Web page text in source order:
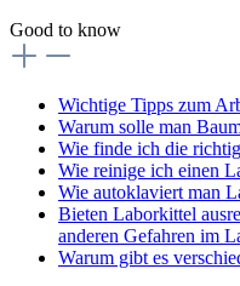
Good to know
Wichtige Tipps zum
Warum solle man
Wie finde ich die
Wie reinige ich einen
Wie autoklaviert man
Bieten Laborkittel
anderen Gefahren im
Warum gibt es